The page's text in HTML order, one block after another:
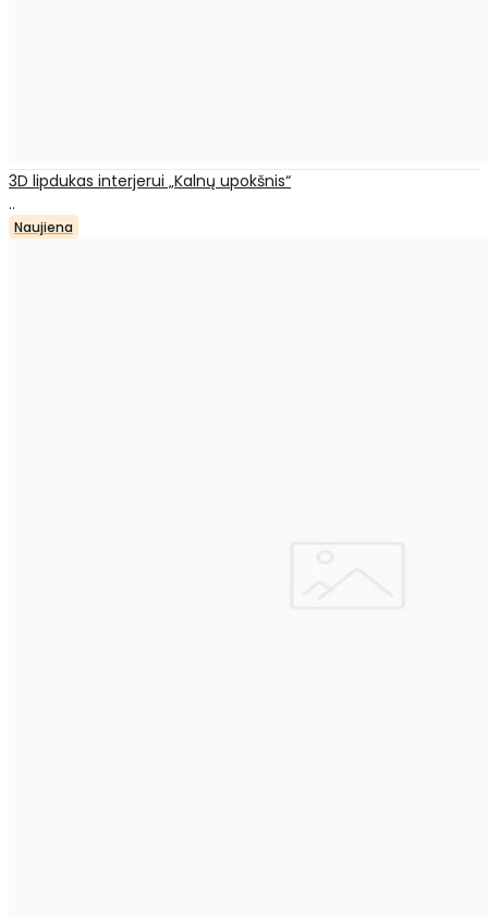
3D lipdukas interjerui „Kalnų upokšnis“
..
Naujiena